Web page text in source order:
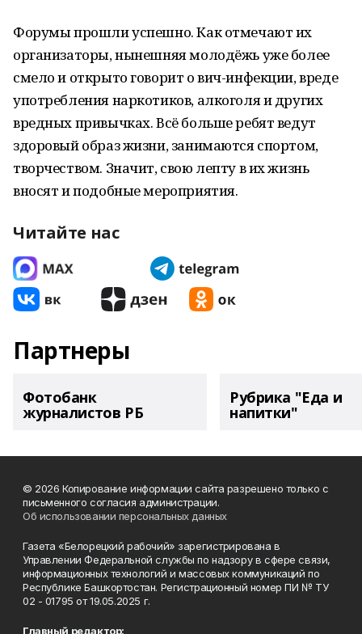
Форумы прошли успешно. Как отмечают их
организаторы, нынешняя молодёжь уже более
смело и открыто говорит о вич-инфекции, вреде
употребления наркотиков, алкоголя и других
вредных привычках. Всё больше ребят ведут
здоровый образ жизни, занимаются спортом,
творчеством. Значит, свою лепту в их жизнь
вносят и подобные мероприятия.
Читайте нас
Партнеры
Фотобанк
журналистов РБ
Рубрика "Еда и
напитки"
© 2026 Копирование информации сайта разрешено только с
письменного согласия администрации.
Об использовании персональных данных
Газета «Белорецкий рабочий» зарегистрирована в
Управлении Федеральной службы по надзору в сфере связи,
информационных технологий и массовых коммуникаций по
Республике Башкортостан. Регистрационный номер ПИ № ТУ
02 - 01795 от 19.05.2025 г.
Главный редактор: